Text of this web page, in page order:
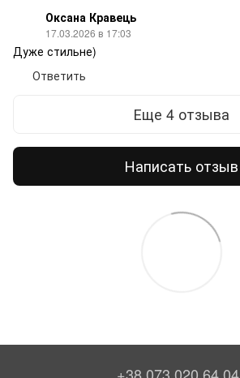
Оксана Кравець
17.03.2026 в 17:03
Дуже стильне)
Ответить
Еще 4 отзыва
Написать отзыв
+38 073 020 64 04